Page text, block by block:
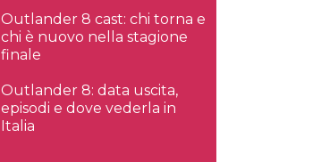
Outlander 8 cast: chi torna e
chi è nuovo nella stagione
finale
Outlander 8: data uscita,
episodi e dove vederla in
Italia